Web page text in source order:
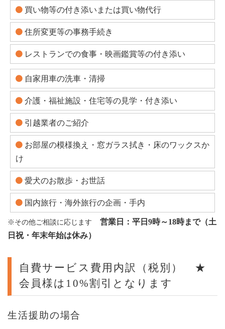
買い物等の付き添いまたは買い物代行
住所変更等の事務手続き
レストランでの食事・映画鑑賞等の付き添い
自家用車の洗車・清掃
介護・福祉施設・住宅等の見学・付き添い
引越業者のご紹介
お部屋の模様換え・窓ガラス拭き・床のワックスか
け
愛犬のお散歩・お世話
国内旅行・海外旅行の企画・手内
※その他ご相談に応じます
営業日：平日9時～18時まで（土
日祝・年末年始は休み）
自費サービス費用内訳（税別） ★
会員様は10%割引となります
生活援助の場合